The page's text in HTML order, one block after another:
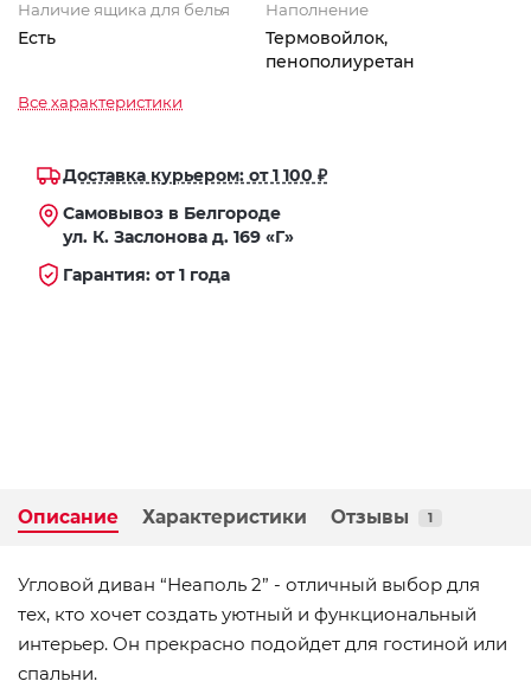
Наличие ящика для белья
Есть
Наполнение
Термовойлок,
пенополиуретан
Все характеристики
Доставка курьером: от 1 100 ₽
Самовывоз в Белгороде
ул. К. Заслонова д. 169 «Г»
Гарантия: от 1 года
Описание Характеристики Отзывы 1
Угловой диван “Неаполь 2” - отличный выбор для
тех, кто хочет создать уютный и функциональный
интерьер. Он прекрасно подойдет для гостиной или
спальни.